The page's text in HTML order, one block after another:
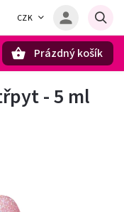
CZK
Prázdný košík
- 5 ml